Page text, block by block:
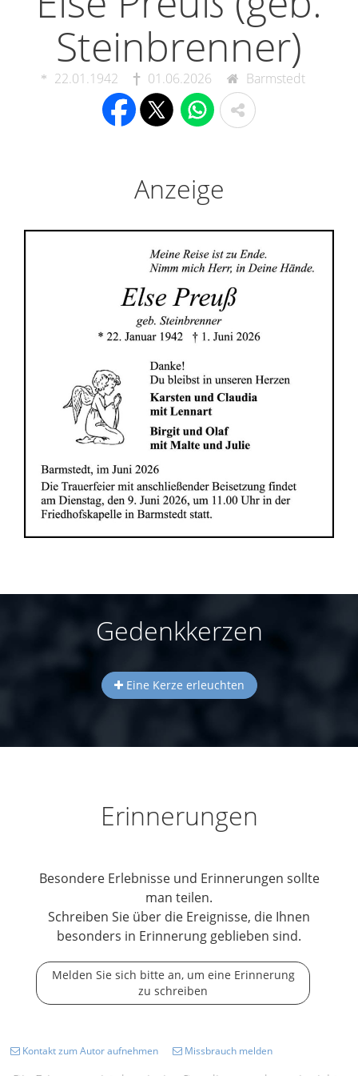
Steinbrenner)
22.01.1942 01.06.2026 Barmstedt
Anzeige
Gedenkkerzen
Eine Kerze erleuchten
Erinnerungen
Besondere Erlebnisse und Erinnerungen sollte
man teilen.
Schreiben Sie über die Ereignisse, die Ihnen
besonders in Erinnerung geblieben sind.
Melden Sie sich bitte an, um eine Erinnerung
zu schreiben
Kontakt zum Autor aufnehmen Missbrauch melden